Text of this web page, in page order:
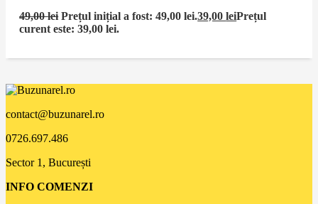
49,00lei Prețul inițial a fost: 49,00 lei.39,00leiPrețul
curent este: 39,00 lei.
contact@buzunarel.ro
0726.697.486
Sector 1, București
INFO COMENZI